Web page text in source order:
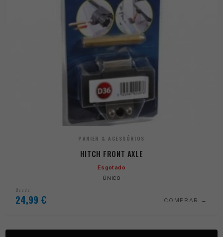
PANIER & ACESSÓRIOS
HITCH FRONT AXLE
Esgotado
ÚNICO
Desde
24,99 € COMPRAR